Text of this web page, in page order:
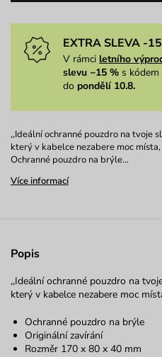
EXTRA SLEVA -
V rámci letního
slevu −15 % s kódem
do pondělí 10.8.
,,Ideální ochranné pouzdro na tvoje
který v kabelce nezabere moc
Ochranné pouzdro na brýle…
Více informací
Popis
,,Ideální ochranné pouzdro na
který v kabelce nezabere moc
Ochranné pouzdro na brýle
Originální zavírání
Rozměr 170 x 80 x 40 mm